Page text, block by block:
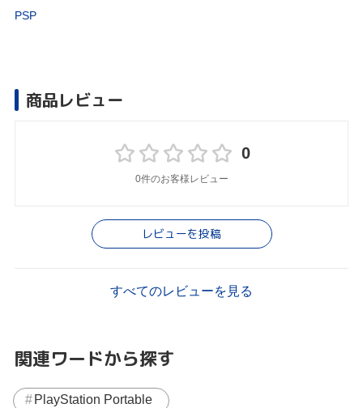
PSP
商品レビュー
0
0件のお客様レビュー
レビューを投稿
すべてのレビューを見る
関連ワードから探す
PlayStation Portable